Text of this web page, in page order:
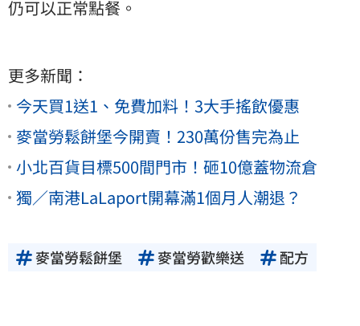
仍可以正常點餐。
更多新聞：
今天買1送1、免費加料！3大手搖飲優惠
麥當勞鬆餅堡今開賣！230萬份售完為止
小北百貨目標500間門市！砸10億蓋物流倉
獨／南港LaLaport開幕滿1個月人潮退？
麥當勞鬆餅堡 麥當勞歡樂送 配方